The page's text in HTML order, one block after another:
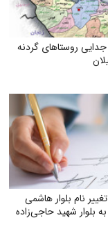
روستاهای گردنه
نام بلوار هاشمی
بلوار شهید حاجی‌زاده